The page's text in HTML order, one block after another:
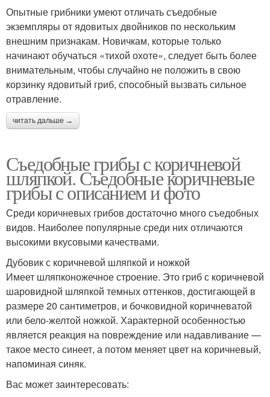
Опытные грибники умеют отличать съедобные
экземпляры от ядовитых двойников по нескольким
внешним признакам. Новичкам, которые только
начинают обучаться «тихой охоте», следует быть более
внимательным, чтобы случайно не положить в свою
корзинку ядовитый гриб, способный вызвать сильное
отравление.
читать дальше →
Съедобные грибы с коричневой
шляпкой. Съедобные коричневые
грибы с описанием и фото
Среди коричневых грибов достаточно много съедобных
видов. Наиболее популярные среди них отличаются
высокими вкусовыми качествами.
Дубовик с коричневой шляпкой и ножкой
Имеет шляпконожечное строение. Это гриб с коричневой
шаровидной шляпкой темных оттенков, достигающей в
размере 20 сантиметров, и бочковидной коричневатой
или бело-желтой ножкой. Характерной особенностью
является реакция на повреждение или надавливание —
такое место синеет, а потом меняет цвет на коричневый,
напоминая синяк.
Вас может заинтересовать: